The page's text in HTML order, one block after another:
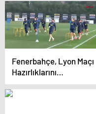
İşte Süper Lig’de ara
transfer döneminde
gelen oyuncular…
Fenerbahçe, Lyon Maçı
Hazırlıklarını
Tamamladı